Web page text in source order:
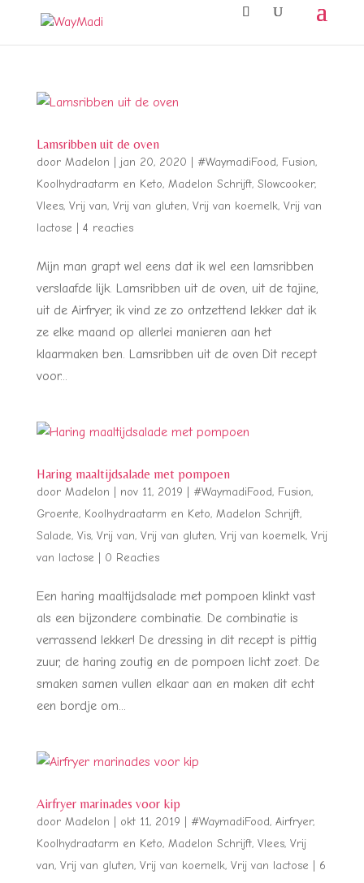
Lamsribben uit de oven
door Madelon jan 20, 2020 #WaymadiFood, Fusion,
Koolhydraatarm en Keto, Madelon Schrijft, Slowcooker,
Vlees, Vrij van, Vrij van gluten, Vrij van koemelk, Vrij van
lactose
4 reacties
Mijn man grapt wel eens dat ik wel een lamsribben
verslaafde lijk. Lamsribben uit de oven, uit de tajine,
uit de Airfryer, ik vind ze zo ontzettend lekker dat ik
ze elke maand op allerlei manieren aan het
klaarmaken ben. Lamsribben uit de oven Dit recept
voor...
Haring maaltijdsalade met pompoen
door Madelon nov 11, 2019 #WaymadiFood, Fusion,
Groente, Koolhydraatarm en Keto, Madelon Schrijft,
Salade, Vis, Vrij van, Vrij van gluten, Vrij van koemelk, Vrij
van lactose
0 Reacties
Een haring maaltijdsalade met pompoen klinkt vast
als een bijzondere combinatie. De combinatie is
verrassend lekker! De dressing in dit recept is pittig
zuur, de haring zoutig en de pompoen licht zoet. De
smaken samen vullen elkaar aan en maken dit echt
een bordje om...
Airfryer marinades voor kip
door Madelon okt 11, 2019 #WaymadiFood, Airfryer,
Koolhydraatarm en Keto, Madelon Schrijft, Vlees, Vrij
van, Vrij van gluten, Vrij van koemelk, Vrij van lactose
6